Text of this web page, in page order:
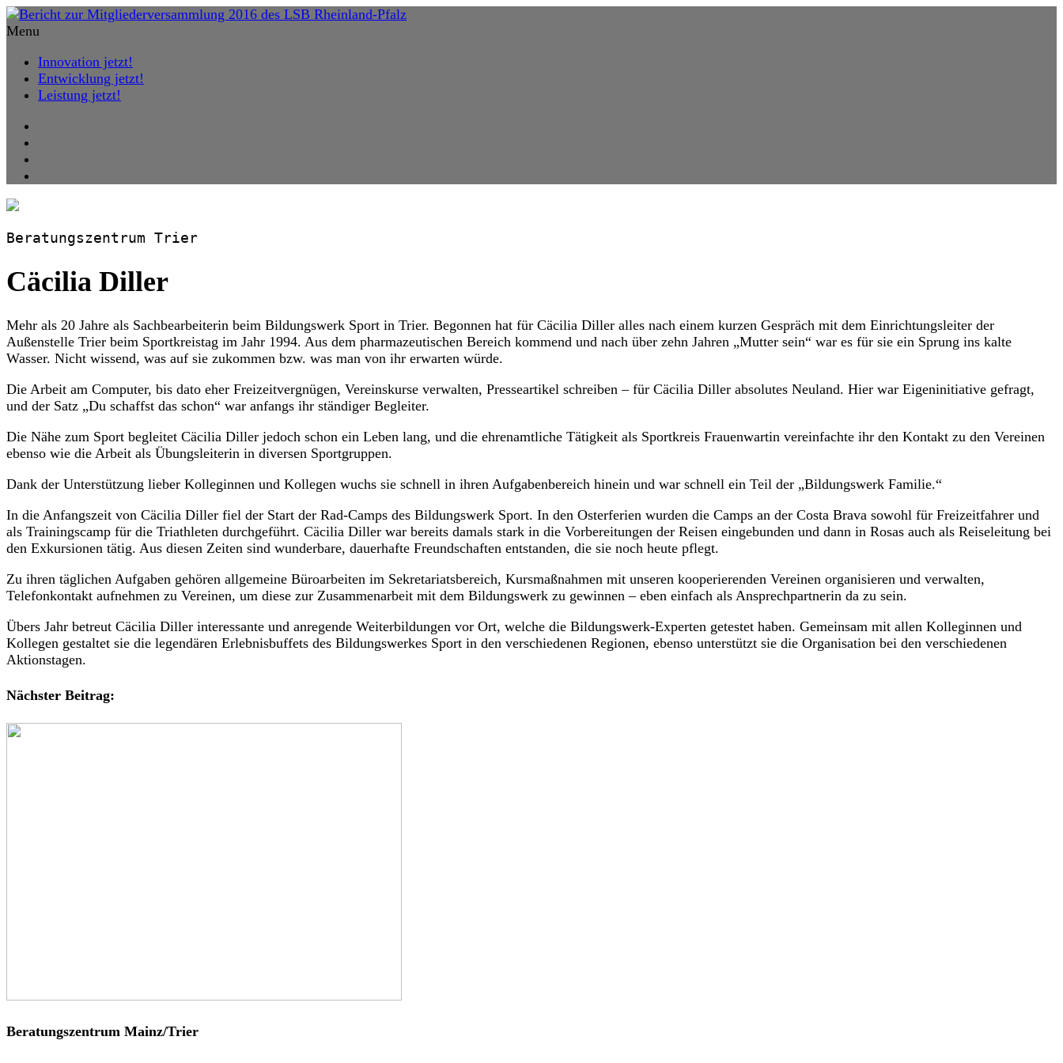
Menu
Innovation jetzt!
Entwicklung jetzt!
Leistung jetzt!
Beratungszentrum Trier
Cäcilia Diller
Mehr als 20 Jahre als Sachbearbeiterin beim Bildungswerk Sport in Trier. Begonnen hat für Cäcilia Diller alles nach einem kurzen Gespräch mit dem Einrichtungsleiter der
Außenstelle Trier beim Sportkreistag im Jahr 1994. Aus dem pharmazeutischen Bereich kommend und nach über zehn Jahren „Mutter sein“ war es für sie ein Sprung ins kalte
Wasser. Nicht wissend, was auf sie zukommen bzw. was man von ihr erwarten würde.
Die Arbeit am Computer, bis dato eher Freizeitvergnügen, Vereinskurse verwalten, Presseartikel schreiben – für Cäcilia Diller absolutes Neuland. Hier war Eigeninitiative gefragt,
und der Satz „Du schaffst das schon“ war anfangs ihr ständiger Begleiter.
Die Nähe zum Sport begleitet Cäcilia Diller jedoch schon ein Leben lang, und die ehrenamtliche Tätigkeit als Sportkreis Frauenwartin vereinfachte ihr den Kontakt zu den Vereinen
ebenso wie die Arbeit als Übungsleiterin in diversen Sportgruppen.
Dank der Unterstützung lieber Kolleginnen und Kollegen wuchs sie schnell in ihren Aufgabenbereich hinein und war schnell ein Teil der „Bildungswerk Familie.“
In die Anfangszeit von Cäcilia Diller fiel der Start der Rad-Camps des Bildungswerk Sport. In den Osterferien wurden die Camps an der Costa Brava sowohl für Freizeitfahrer und
als Trainingscamp für die Triathleten durchgeführt. Cäcilia Diller war bereits damals stark in die Vorbereitungen der Reisen eingebunden und dann in Rosas auch als Reiseleitung bei
den Exkursionen tätig. Aus diesen Zeiten sind wunderbare, dauerhafte Freundschaften entstanden, die sie noch heute pflegt.
Zu ihren täglichen Aufgaben gehören allgemeine Büroarbeiten im Sekretariatsbereich, Kursmaßnahmen mit unseren kooperierenden Vereinen organisieren und verwalten,
Telefonkontakt aufnehmen zu Vereinen, um diese zur Zusammenarbeit mit dem Bildungswerk zu gewinnen – eben einfach als Ansprechpartnerin da zu sein.
Übers Jahr betreut Cäcilia Diller interessante und anregende Weiterbildungen vor Ort, welche die Bildungswerk-Experten getestet haben. Gemeinsam mit allen Kolleginnen und
Kollegen gestaltet sie die legendären Erlebnisbuffets des Bildungswerkes Sport in den verschiedenen Regionen, ebenso unterstützt sie die Organisation bei den verschiedenen
Aktionstagen.
Nächster Beitrag:
Beratungszentrum Mainz/Trier